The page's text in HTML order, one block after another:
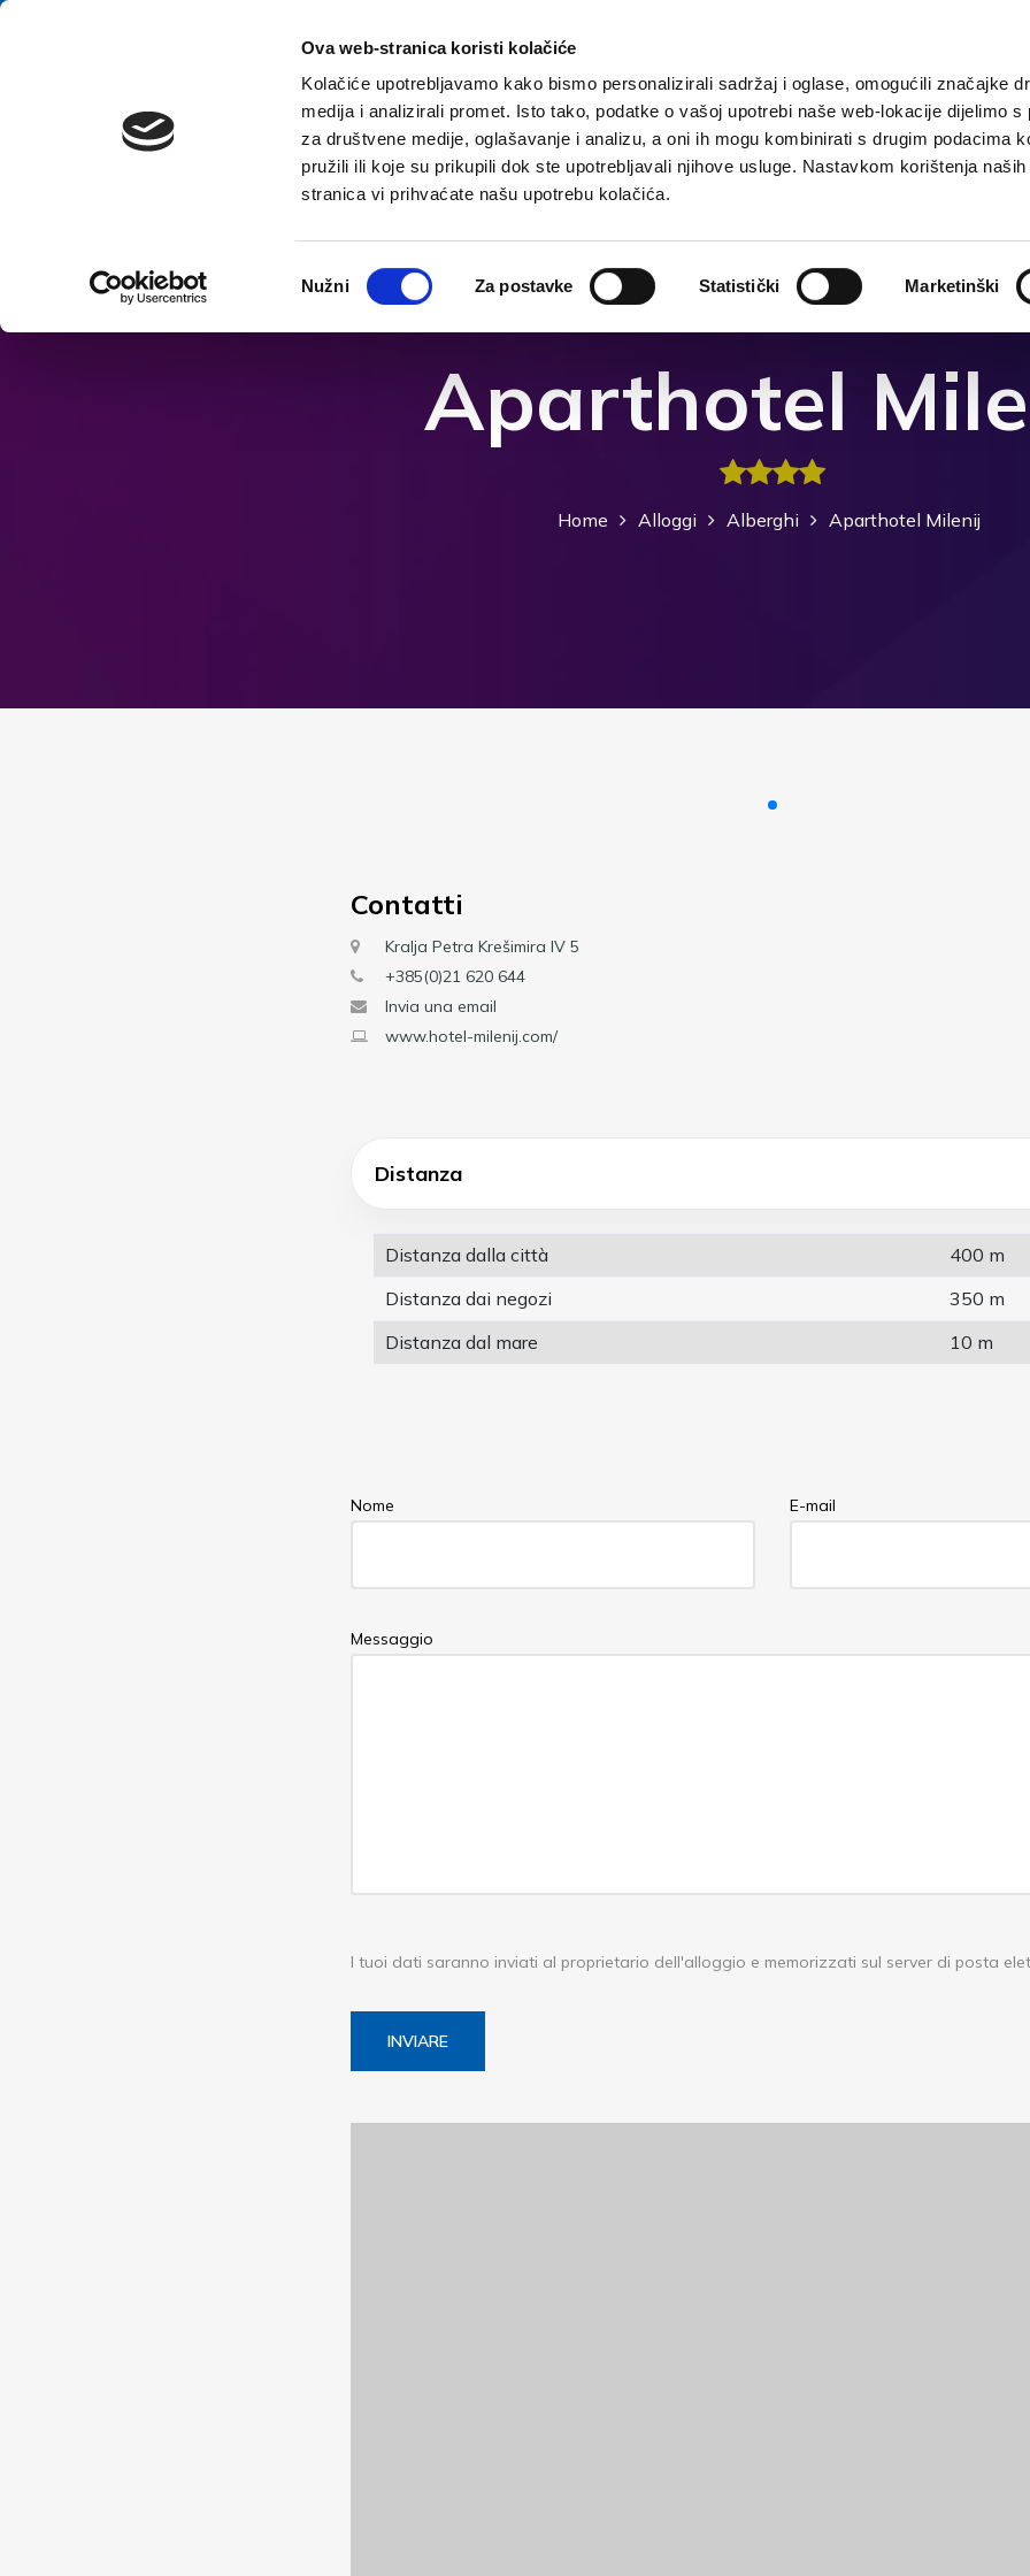
Salta al contenuto
Ova web-stranica koristi kolačiće
Kolačiće upotrebljavamo kako bismo personalizirali sadržaj i oglase, omogućili značajke
medija i analizirali promet. Isto tako, podatke o vašoj upotrebi naše web-lokacije dijelimo s
za društvene medije, oglašavanje i analizu, a oni ih mogu kombinirati s drugim podacima
pružili ili koje su prikupili dok ste upotrebljavali njihove usluge. Nastavkom korištenja
stranica vi prihvaćate našu upotrebu kolačića.
pristanka
Nužni Za postavke Statistički Marketinški
Home Destinazione Alloggi Cosa fare?
Aparthotel
Home Alloggi Alberghi Aparthotel Milenij
Contatti
Kralja Petra Krešimira IV 5
+385(0)21 620 644
Invia una email
www.hotel-milenij.com/
Distanza
Distanza dalla città
400 m
Distanza dai negozi
350 m
Distanza dal mare
10 m
Nome E-mail
Messaggio
I tuoi dati saranno inviati al proprietario dell'alloggio e memorizzati sul server di posta
INVIARE